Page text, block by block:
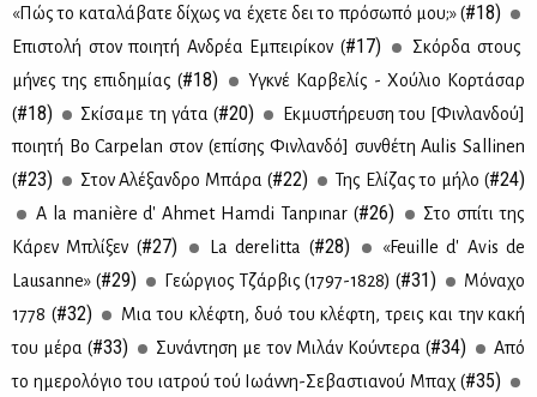
«Πώς το κα­τα­λά­βα­τε δί­χως να έχε­τε δει το πρό­σω­πό μου;» (#18)
Επι­στο­λή στον ποι­η­τή Αν­δρέα Εμπει­ρί­κον (#17)
Σκόρ­δα στους
μή­νες της επι­δη­μί­ας (#18)
Υγκνέ Καρ­βε­λίς - Χού­λιο Κορ­τά­σαρ
(#18) Σκί­σα­με τη γά­τα (#20)
Εκ­μυ­στή­ρευ­ση του [Φιν­λαν­δού]
ποι­η­τή Bo Carpelan στον (επί­σης Φιν­λαν­δό] συν­θέ­τη Aulis Sallinen
(#23) Στον Αλέ­ξαν­δρο Μπά­ρα (#22) Της Ελί­ζας το μή­λο (#24)
A la manière d' Ahmet Hamdi Tanpınar (#26)
Στο σπί­τι της
Κά­ρεν Μπλί­ξεν (#27) La derelitta (#28)
«Feuille d' Avis de
Lausanne» (#29) Γε­ώρ­γιος Τζάρ­βις (1797-1828) (#31)
Μό­να­χο
1778 (#32)
Mια του κλέ­φτη, δυό του κλέ­φτη, τρεις και την κα­κή
του μέ­ρα (#33) Συ­νά­ντη­ση με τον Μι­λάν Κού­ντε­ρα (#34)
Από
το ημε­ρο­λό­γιο του ια­τρού τού Ιω­άν­νη-Σε­βα­στια­νού Μπαχ (#35)